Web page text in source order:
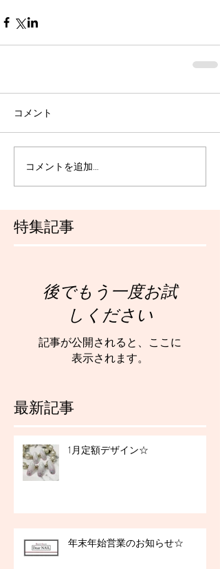
特集記事
最新記事
コメント
コメントを追加…
後でもう一度お試
しください
記事が公開されると、ここに
表示されます。
1月定額デザイン☆
年末年始営業のお知らせ☆